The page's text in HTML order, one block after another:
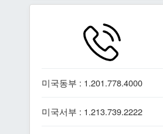
미국동부 : 1.201.778.4000
미국서부 : 1.213.739.2222